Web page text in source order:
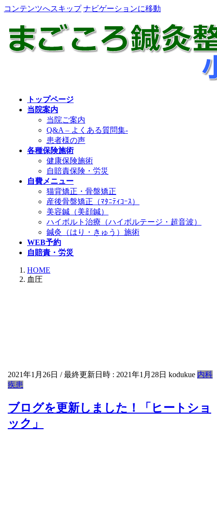
コンテンツへスキップ ナビゲーションに移動
トップページ
当院案内
当院ご案内
Q&A – よくある質問集-
患者様の声
各種保険施術
健康保険施術
自賠責保険・労災
自費メニュー
猫背矯正・骨盤矯正
産後骨盤矯正（ﾏﾀﾆﾃｨｺｰｽ）
美容鍼（美顔鍼）
ハイボルト治療（ハイボルテージ・超音波）
鍼灸（はり・きゅう）施術
WEB予約
自賠責・労災
HOME
血圧
2021年1月26日 / 最終更新日時 : 2021年1月28日 kodukue 内科
疾患
ブログを更新しました！「ヒートショ
ック」